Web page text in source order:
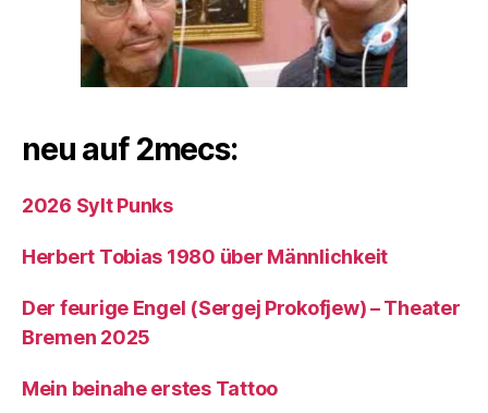
neu auf 2mecs:
2026 Sylt Punks
Herbert Tobias 1980 über Männlichkeit
Der feurige Engel (Sergej Prokofjew) – Theater
Bremen 2025
Mein beinahe erstes Tattoo